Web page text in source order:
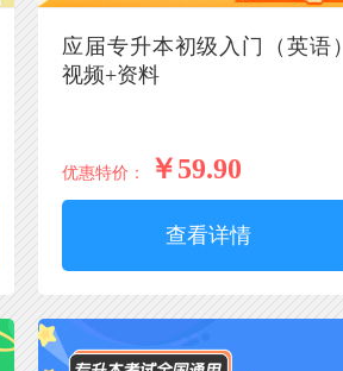
应届专升本初级入门（英语）
视频+资料
优惠特价： ￥59.90
查看详情